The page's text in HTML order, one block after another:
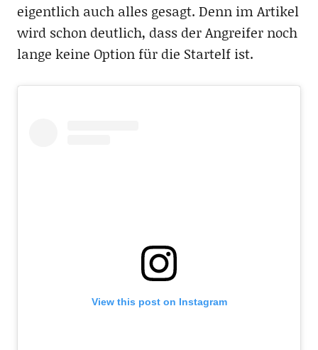
eigentlich auch alles gesagt. Denn im Artikel
wird schon deutlich, dass der Angreifer noch
lange keine Option für die Startelf ist.
View this post on Instagram